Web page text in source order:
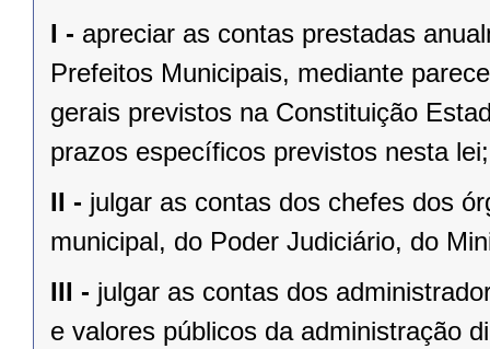
I - apreciar as contas prestadas
Prefeitos Municipais, mediante
gerais previstos na Constituição
prazos específicos previstos nesta lei;
II - julgar as contas dos chefes dos
municipal, do Poder Judiciário, do
III - julgar as contas dos
e valores públicos da administração